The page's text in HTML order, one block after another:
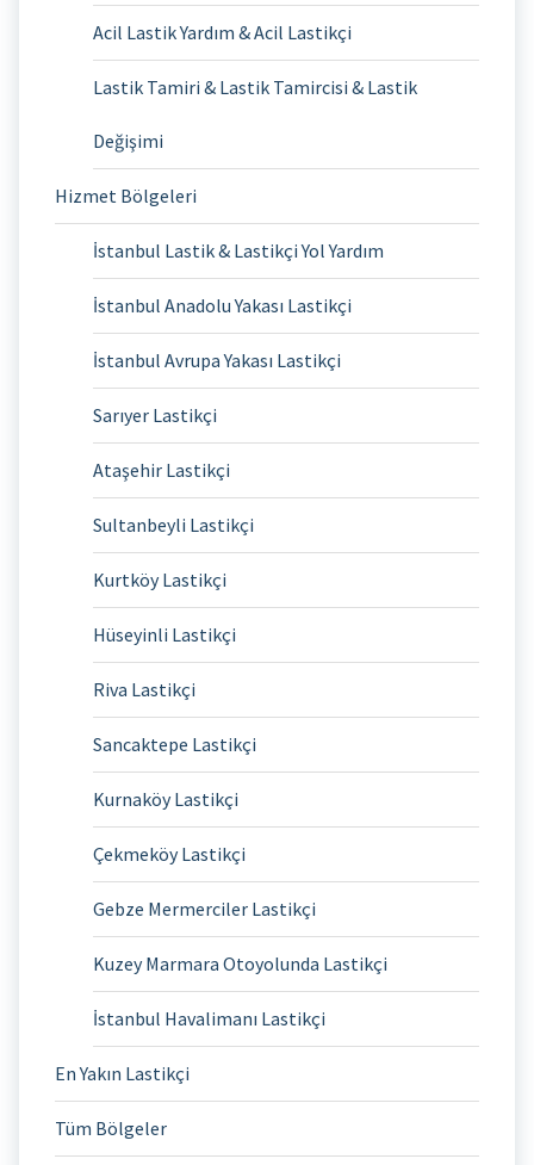
Acil Lastik Yardım & Acil Lastikçi
Lastik Tamiri & Lastik Tamircisi & Lastik
Değişimi
Hizmet Bölgeleri
İstanbul Lastik & Lastikçi Yol Yardım
İstanbul Anadolu Yakası Lastikçi
İstanbul Avrupa Yakası Lastikçi
Sarıyer Lastikçi
Ataşehir Lastikçi
Sultanbeyli Lastikçi
Kurtköy Lastikçi
Hüseyinli Lastikçi
Riva Lastikçi
Sancaktepe Lastikçi
Kurnaköy Lastikçi
Çekmeköy Lastikçi
Gebze Mermerciler Lastikçi
Kuzey Marmara Otoyolunda Lastikçi
İstanbul Havalimanı Lastikçi
En Yakın Lastikçi
Tüm Bölgeler